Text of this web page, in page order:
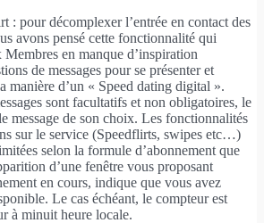
: pour décomplexer l’entrée en contact des
avons pensé cette fonctionnalité qui
Membres en manque d’inspiration
de messages pour se présenter et
manière d’un « Speed dating digital ».
sont facultatifs et non obligatoires, le
message de son choix. Les fonctionnalités
sur le service (Speedflirts, swipes etc…)
selon la formule d’abonnement que
d’une fenêtre vous proposant
en cours, indique que vous avez
Le cas échéant, le compteur est
à minuit heure locale.